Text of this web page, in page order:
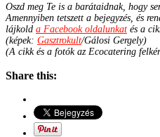
Oszd meg Te is a barátaidnak, hogy
Amennyiben tetszett a bejegyzés, és
lájkold a Facebook oldalunkat és a
(képek: Gasztrokult/Gálosi Gergely)
(A cikk és a fotók az Ecocatering
Share this: